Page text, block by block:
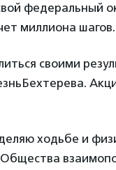
федеральный
миллиона шагов.
своими
ходьбе и